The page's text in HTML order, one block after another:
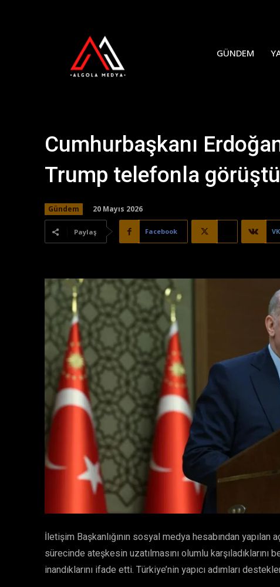
GÜNDEM
Cumhurbaşkanı
Trump telefonla görüştü
Gündem 20 Mayıs 2026
Paylaş Facebook VK
İletişim Başkanlığının sosyal medya hesabından yapılan
sürecinde ateşkesin uzatılmasını olumlu
inandıklarını ifade etti. Türkiye’nin yapıcı adımları